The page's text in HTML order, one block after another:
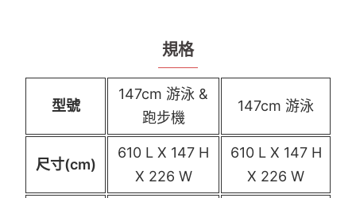
規格
型號
147cm 游泳 &
跑步機
147cm 游泳
尺寸(cm)
610 L X 147 H
X 226 W
610 L X 147 H
X 226 W